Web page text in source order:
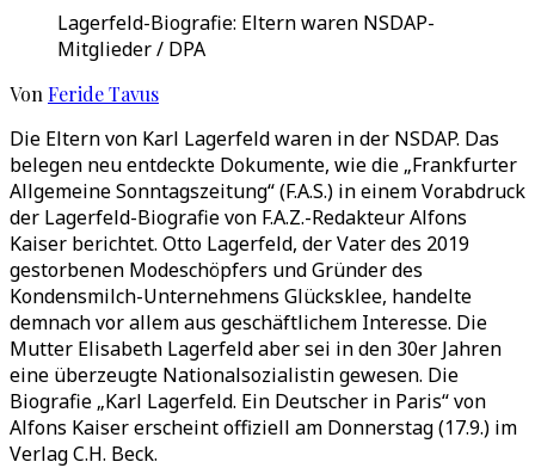
Lagerfeld-Biografie: Eltern waren NSDAP-
Mitglieder / DPA
Von Feride Tavus
Die Eltern von Karl Lagerfeld waren in der NSDAP. Das
belegen neu entdeckte Dokumente, wie die „Frankfurter
Allgemeine Sonntagszeitung“ (F.A.S.) in einem Vorabdruck
der Lagerfeld-Biografie von F.A.Z.-Redakteur Alfons
Kaiser berichtet. Otto Lagerfeld, der Vater des 2019
gestorbenen Modeschöpfers und Gründer des
Kondensmilch-Unternehmens Glücksklee, handelte
demnach vor allem aus geschäftlichem Interesse. Die
Mutter Elisabeth Lagerfeld aber sei in den 30er Jahren
eine überzeugte Nationalsozialistin gewesen. Die
Biografie „Karl Lagerfeld. Ein Deutscher in Paris“ von
Alfons Kaiser erscheint offiziell am Donnerstag (17.9.) im
Verlag C.H. Beck.